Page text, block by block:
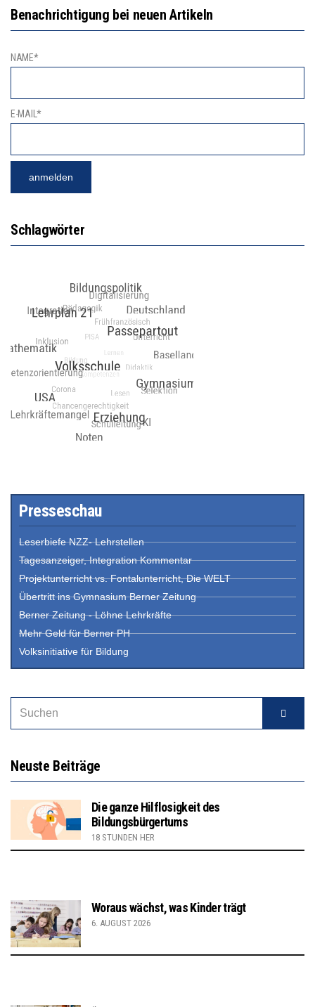
Benachrichtigung bei neuen Artikeln
NAME*
E-MAIL*
Schlagwörter
Presseschau
Leserbiefe NZZ- Lehrstellen
Tagesanzeiger, Integration Kommentar
Projektunterricht vs. Fontalunterricht, Die WELT
Übertritt ins Gymnasium Berner Zeitung
Berner Zeitung - Löhne Lehrkräfte
Mehr Geld für Berner PH
Volksinitiative für Bildung
Neuste Beiträge
Die ganze Hilflosigkeit des
Bildungsbürgertums
18 STUNDEN HER
Woraus wächst, was Kinder trägt
6. AUGUST 2026